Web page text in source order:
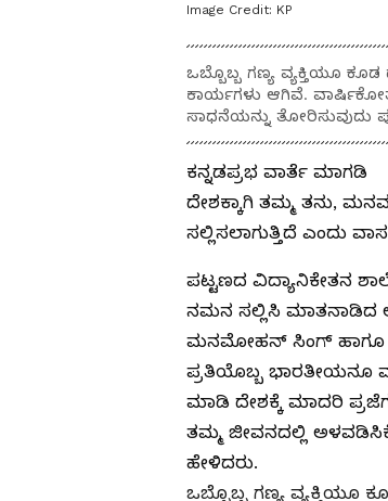
Image Credit: KP
ಒಬ್ಬೊಬ್ಬ ಗಣ್ಯ ವ್ಯಕ್ತಿಯೂ ಕೂಡ
ಕಾರ್ಯಗಳು ಆಗಿವೆ.
ಸಾಧನೆಯನ್ನು ತೋರಿಸುವುದು
ಕನ್ನಡಪ್ರಭ ವಾರ್ತೆ ಮಾಗಡಿ
ದೇಶಕ್ಕಾಗಿ ತಮ್ಮ ತನು,
ಸಲ್ಲಿಸಲಾಗುತ್ತಿದೆ ಎಂದು
ಪಟ್ಟಣದ ವಿದ್ಯಾನಿಕೇತನ
ನಮನ ಸಲ್ಲಿಸಿ ಮಾತನಾಡಿದ
ಮನಮೋಹನ್ ಸಿಂಗ್ ಹಾಗೂ
ಪ್ರತಿಯೊಬ್ಬ ಭಾರತೀಯನೂ
ಮಾಡಿ ದೇಶಕ್ಕೆ ಮಾದರಿ
ತಮ್ಮ ಜೀವನದಲ್ಲಿ
ಹೇಳಿದರು.
ಒಬ್ಬೊಬ್ಬ ಗಣ್ಯ ವ್ಯಕ್ತಿಯೂ